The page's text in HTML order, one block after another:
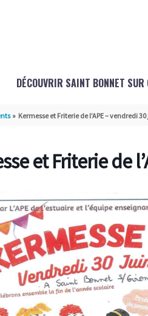
DÉCOUVRIR SAINT BONNET SUR
Kermesse et Friterie de l’APE – vendredi
et Friterie de